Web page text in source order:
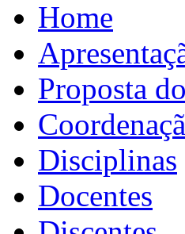
Home
Proposta
Disciplinas
Docentes